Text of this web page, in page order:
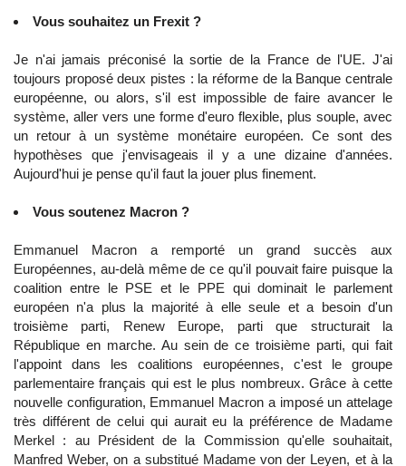
Vous souhaitez un Frexit ?
Je n'ai jamais préconisé la sortie de la France de l'UE. J'ai
toujours proposé deux pistes : la réforme de la Banque centrale
européenne, ou alors, s'il est impossible de faire avancer le
système, aller vers une forme d'euro flexible, plus souple, avec
un retour à un système monétaire européen. Ce sont des
hypothèses que j'envisageais il y a une dizaine d'années.
Aujourd'hui je pense qu'il faut la jouer plus finement.
Vous soutenez Macron ?
Emmanuel Macron a remporté un grand succès aux
Européennes, au-delà même de ce qu'il pouvait faire puisque la
coalition entre le PSE et le PPE qui dominait le parlement
européen n'a plus la majorité à elle seule et a besoin d'un
troisième parti, Renew Europe, parti que structurait la
République en marche. Au sein de ce troisième parti, qui fait
l'appoint dans les coalitions européennes, c'est le groupe
parlementaire français qui est le plus nombreux. Grâce à cette
nouvelle configuration, Emmanuel Macron a imposé un attelage
très différent de celui qui aurait eu la préférence de Madame
Merkel : au Président de la Commission qu'elle souhaitait,
Manfred Weber, on a substitué Madame von der Leyen, et à la